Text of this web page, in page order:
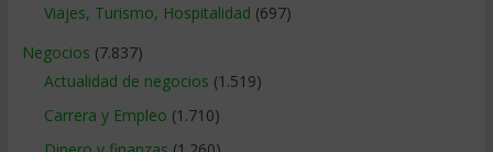
Viajes, Turismo, Hospitalidad (697)
Negocios (7.837)
Actualidad de negocios (1.519)
Carrera y Empleo (1.710)